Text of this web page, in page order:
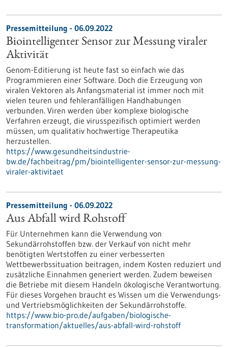
Pressemitteilung - 06.09.2022
Biointelligenter Sensor zur Messung viraler
Aktivität
Genom-Editierung ist heute fast so einfach wie das
Programmieren einer Software. Doch die Erzeugung von
viralen Vektoren als Anfangsmaterial ist immer noch mit
vielen teuren und fehleranfälligen Handhabungen
verbunden. Viren werden über komplexe biologische
Verfahren erzeugt, die virusspezifisch optimiert werden
müssen, um qualitativ hochwertige Therapeutika
herzustellen.
https://www.gesundheitsindustrie-
bw.de/fachbeitrag/pm/biointelligenter-sensor-zur-messung-
viraler-aktivitaet
Pressemitteilung - 06.09.2022
Aus Abfall wird Rohstoff
Für Unternehmen kann die Verwendung von
Sekundärrohstoffen bzw. der Verkauf von nicht mehr
benötigten Wertstoffen zu einer verbesserten
Wettbewerbssituation beitragen, indem Kosten reduziert und
zusätzliche Einnahmen generiert werden. Zudem beweisen
die Betriebe mit diesem Handeln ökologische Verantwortung.
Für dieses Vorgehen braucht es Wissen um die Verwendungs-
und Vertriebsmöglichkeiten der Sekundärrohstoffe.
https://www.bio-pro.de/aufgaben/biologische-
transformation/aktuelles/aus-abfall-wird-rohstoff